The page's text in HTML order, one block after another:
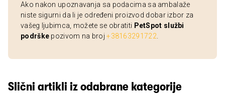
Ako nakon upoznavanja sa podacima sa ambalaže
niste sigurni da li je određeni proizvod dobar izbor za
vašeg ljubimca, možete se obratiti PetSpot službi
podrške pozivom na broj+38163291722
Slični artikli iz odabrane kategorije